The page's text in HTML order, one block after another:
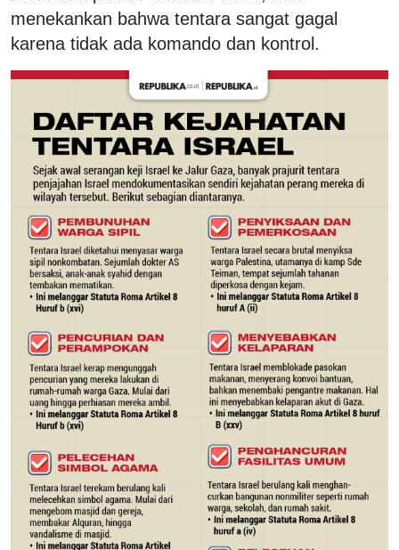
menekankan bahwa tentara sangat gagal
karena tidak ada komando dan kontrol.